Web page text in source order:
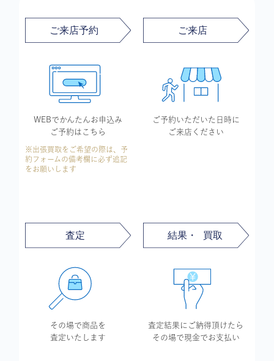
WEBでかんたんお申込み
ご予約はこちら
※出張買取をご希望の際は、予
約フォームの備考欄に必ず追記
をお願いします
ご予約いただいた 日時に
ご来店ください
その場で商品を
査定いたします
査定結果に ご納得頂けたら
その場で現金で お支払い